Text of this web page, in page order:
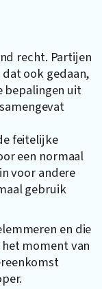
recht. Partijen
ook gedaan,
bepalingen uit
feitelijke
een normaal
voor andere
gebruik
en die
moment van